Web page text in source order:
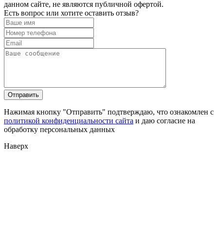
данном сайте, не являются публичной офертой.
Есть вопрос или хотите оставить отзыв?
Нажимая кнопку "Отправить" подтверждаю, что ознакомлен с
политикой конфиденциальности сайта и даю согласие на
обработку персональных данных
Наверх